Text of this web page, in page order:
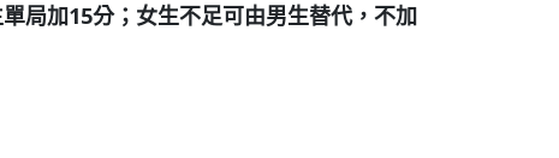
局加15分；女生不足可由男生替代，不加